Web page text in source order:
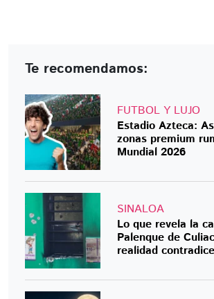
Te recomendamos:
FUTBOL Y LUJO
Estadio Azteca:
zonas premium
Mundial 2026
SINALOA
Lo que revela la
Palenque de
realidad